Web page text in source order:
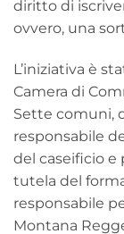
diritto di
ovvero, una
L’iniziativa è
Camera di
Sette comuni,
responsabile
del caseificio e
tutela del
responsabile
Montana